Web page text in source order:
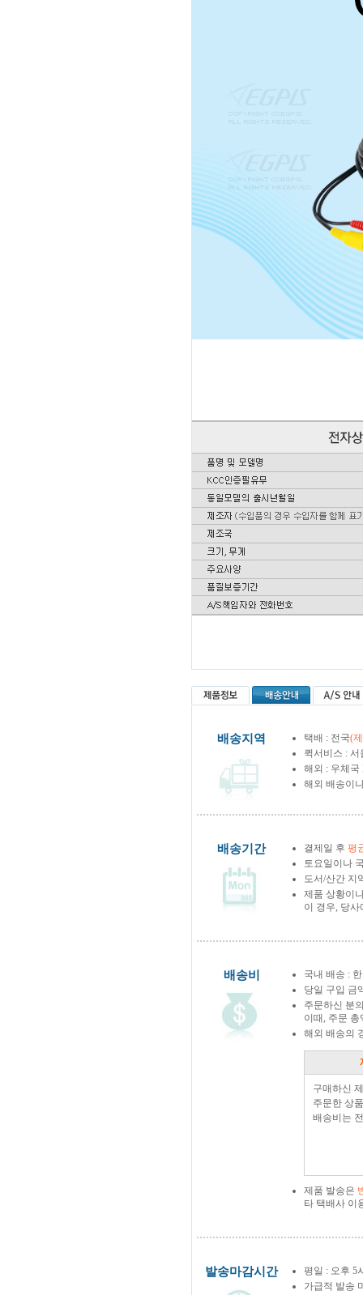
배송지역 택배 : 전국(
퀵서비스 :
해외 : 우체국
해외 배송이
배송기간 결제일 후 평
토요일이나
도서/산간 지
제품 상황이
이 경우, 당
배송비
국내 배송 :
당일 구입 금
주문하신 분
이때, 주문
해외 배송의
구매하신
주문한 상
배송비는
제품 발송은
타 택배사 이
발송마감시간
평일 : 오후 5
가급적 발송